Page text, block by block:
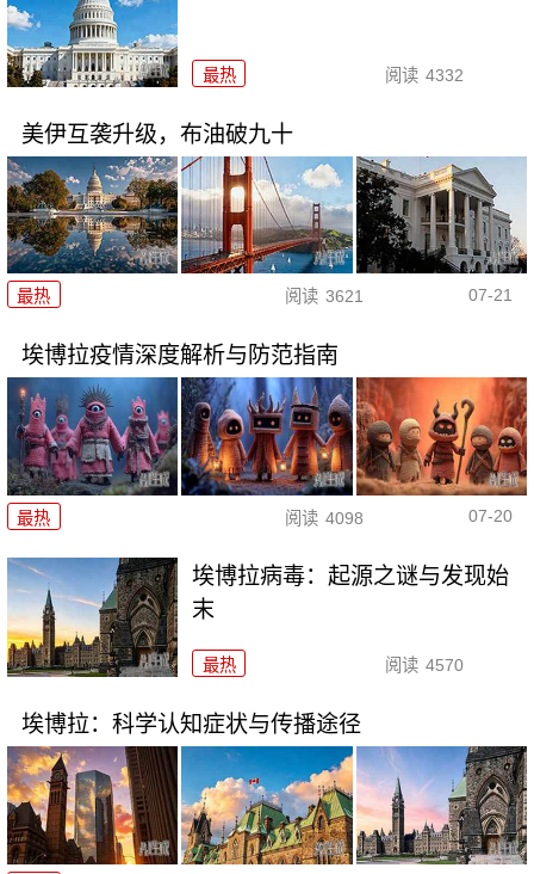
最热 阅读 4332
美伊互袭升级，布油破九十
最热 阅读 3621 07-21
埃博拉疫情深度解析与防范指南
最热 阅读 4098 07-20
埃博拉病毒：起源之谜与发现始
末
最热 阅读 4570
埃博拉：科学认知症状与传播途径